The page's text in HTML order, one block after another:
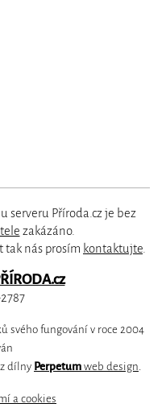
serveru Příroda.cz je bez
zakázáno.
tak nás prosím kontaktujte.
svého fungování v roce 2004
dílny Perpetum web design
a cookies